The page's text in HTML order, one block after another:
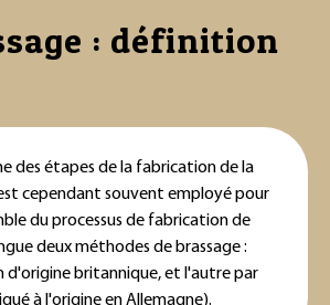
: définition
des étapes de la fabrication de la
cependant souvent employé pour
du processus de fabrication de
deux méthodes de brassage :
d'origine britannique, et l'autre par
à l'origine en Allemagne).